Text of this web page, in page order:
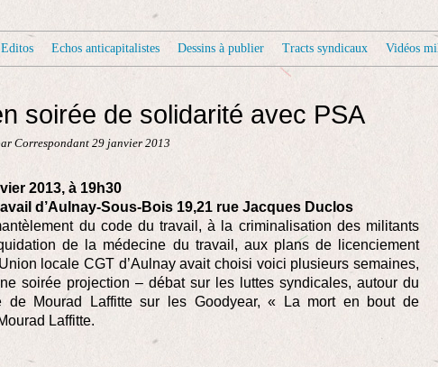
Editos Echos anticapitalistes Dessins à publier Tracts syndicaux Vidéos
soirée de solidarité avec PSA
Correspondant 29 janvier 2013
2013, à 19h30
d’Aulnay-Sous-Bois 19,21 rue Jacques Duclos
du code du travail, à la criminalisation des militants
de la médecine du travail, aux plans de licenciement
locale CGT d’Aulnay avait choisi voici plusieurs semaines,
soirée projection – débat sur les luttes syndicales, autour du
de Mourad Laffitte sur les Goodyear, « La mort en bout de
Laffitte.